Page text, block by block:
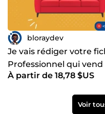
bloraydev
Je vais rédiger votre
Professionnel qui vend
À partir de 18,78 $US
Voir